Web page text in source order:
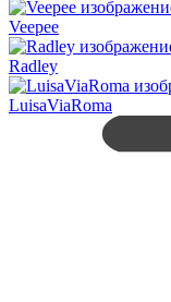
Veepee
Radley
LuisaViaRoma